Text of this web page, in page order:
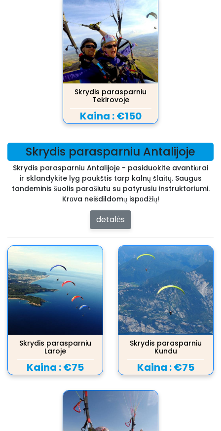
Skrydis parasparniu
Tekirovoje
Kaina :€150
Skrydis parasparniu Antalijoje
Skrydis parasparniu Antalijoje - pasiduokite avantiūrai
ir sklandykite lyg paukštis tarp kalnų šlaitų. Saugus
tandeminis šuolis parašiutu su patyrusiu instruktoriumi.
Krūva neišdildomų ispūdžių!
detalės
Skrydis parasparniu
Laroje
Kaina :€75
Skrydis parasparniu
Kundu
Kaina :€75